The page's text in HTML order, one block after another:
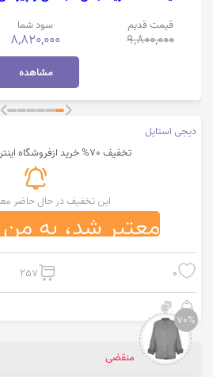
قیمت قدیم
9,800,000
سود شما
8,820,000
مشاهده
دیجی استایل
تخفیف 70% خرید ازفروشگاه اینترنتی لباس ارزان
این تخفیف در حال حاضر
معتبر شد، به من
0
257
70%
منقضی